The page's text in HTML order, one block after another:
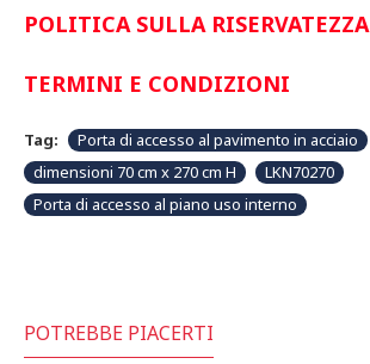
POLITICA SULLA RISERVATEZZA
TERMINI E CONDIZIONI
Tag:
Porta di accesso al pavimento in acciaio
dimensioni 70 cm x 270 cm H
LKN70270
Porta di accesso al piano uso interno
POTREBBE PIACERTI